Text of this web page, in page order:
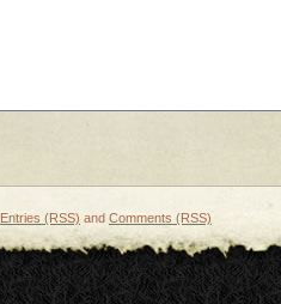
Entries (RSS) and Comments (RSS)